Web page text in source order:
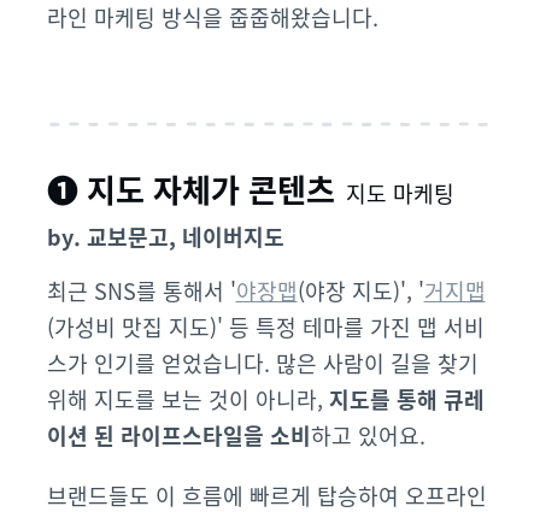
라인 마케팅 방식을 줍줍해왔습니다.
❶ 지도 자체가 콘텐츠 지도 마케팅
by. 교보문고, 네이버지도
최근 SNS를 통해서 '야장맵(야장 지도)', '거지맵
(가성비 맛집 지도)' 등 특정 테마를 가진 맵 서비
스가 인기를 얻었습니다. 많은 사람이 길을 찾기
위해 지도를 보는 것이 아니라, 지도를 통해 큐레
이션 된 라이프스타일을 소비하고 있어요.
브랜드들도 이 흐름에 빠르게 탑승하여 오프라인